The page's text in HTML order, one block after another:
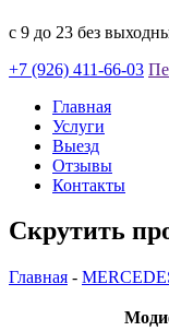
с 9 до 23 без
+7 (926) 411-66-03
Главная
Услуги
Выезд
Отзывы
Контакты
Скрутить
Главная -